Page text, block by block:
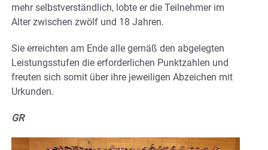
mehr selbstverständlich, lobte er die Teilnehmer im
Alter zwischen zwölf und 18 Jahren.
Sie erreichten am Ende alle gemäß den abgelegten
Leistungsstufen die erforderlichen Punktzahlen und
freuten sich somit über ihre jeweiligen Abzeichen mit
Urkunden.
GR